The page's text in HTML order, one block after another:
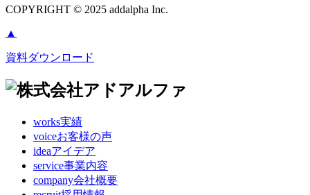
COPYRIGHT © 2025 addalpha Inc.
▲
資料ダウンロード
works実績
voiceお客様の声
ideaアイデア
service事業内容
company会社概要